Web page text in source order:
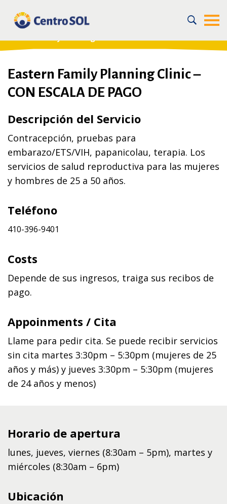
Home / For the Community
Recursos en la Comunidad
/
Salud sexual e infecciones de transmisión sexual
Eastern Family Planning Clinic –
CON ESCALA DE PAGO
Descripción del Servicio
Contracepción, pruebas para
embarazo/ETS/VIH, papanicolau, terapia. Los
servicios de salud reproductiva para las mujeres
y hombres de 25 a 50 años.
Teléfono
410-396-9401
Costs
Depende de sus ingresos, traiga sus recibos de
pago.
Appoinments / Cita
Llame para pedir cita. Se puede recibir servicios
sin cita martes 3:30pm – 5:30pm (mujeres de 25
años y más) y jueves 3:30pm – 5:30pm (mujeres
de 24 años y menos)
Horario de apertura
lunes, jueves, viernes (8:30am – 5pm), martes y
miércoles (8:30am – 6pm)
Ubicación